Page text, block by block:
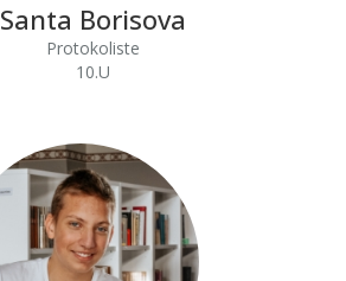
Santa Borisova
Protokoliste
10.U